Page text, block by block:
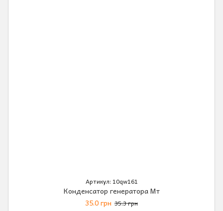
Артикул: 10qw161
Конденсатор генератора Мт
35.0 грн 35.3 грн